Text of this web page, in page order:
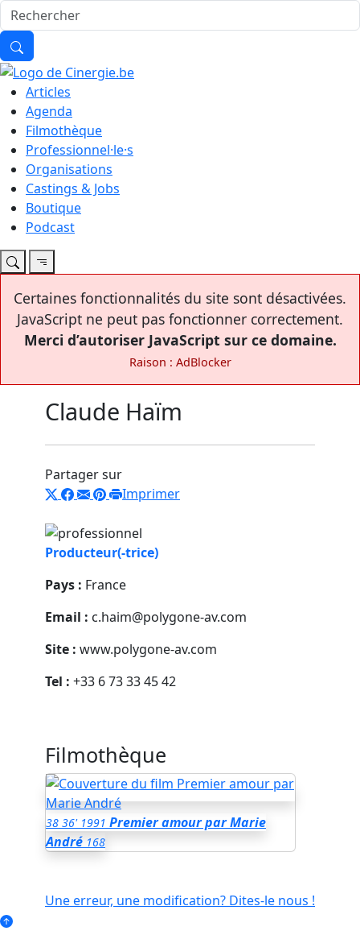
Articles
Agenda
Filmothèque
Professionnel·le·s
Organisations
Castings & Jobs
Boutique
Podcast
Certaines fonctionnalités du site sont désactivées.
JavaScript ne peut pas fonctionner correctement.
Merci d’autoriser JavaScript sur ce domaine.
Raison : AdBlocker
Claude Haïm
Partager sur
Imprimer
Producteur(-trice)
Pays : France
Email : c.haim@polygone-av.com
Site : www.polygone-av.com
Tel : +33 6 73 33 45 42
Filmothèque
38 36' 1991 Premier amour par Marie
André 168
Une erreur, une modification? Dites-le nous !